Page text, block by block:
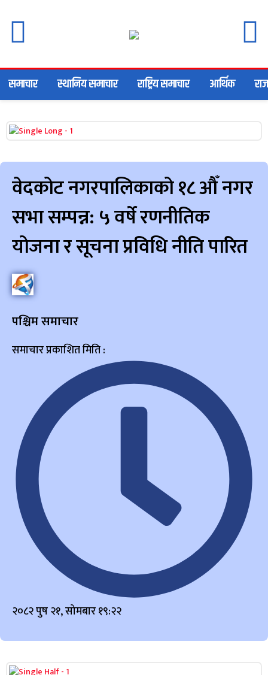
समाचार स्थानिय समाचार राष्ट्रिय समाचार आर्थिक
वेदकोट नगरपालिकाको १८ औँ नगर
सभा सम्पन्न: ५ वर्षे रणनीतिक
योजना र सूचना प्रविधि नीति पारित
पश्चिम समाचार
समाचार प्रकाशित मिति :
२०८२ पुष २१, सोमबार १९:२२